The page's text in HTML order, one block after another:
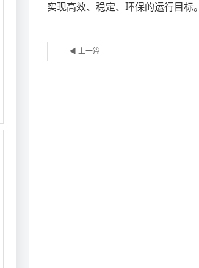
实现高效、稳定、环保的运行目标。
◀ 上一篇